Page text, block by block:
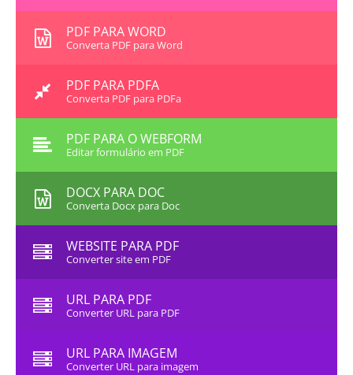
PDF PARA WORD
Converta PDF para Word
PDF PARA PDFA
Converta PDF para PDFa
PDF PARA O WEBFORM
Editar formulário em PDF
DOCX PARA DOC
Converta Docx para Doc
WEBSITE PARA PDF
Converter site em PDF
URL PARA PDF
Converter URL para PDF
URL PARA IMAGEM
Converter URL para imagem